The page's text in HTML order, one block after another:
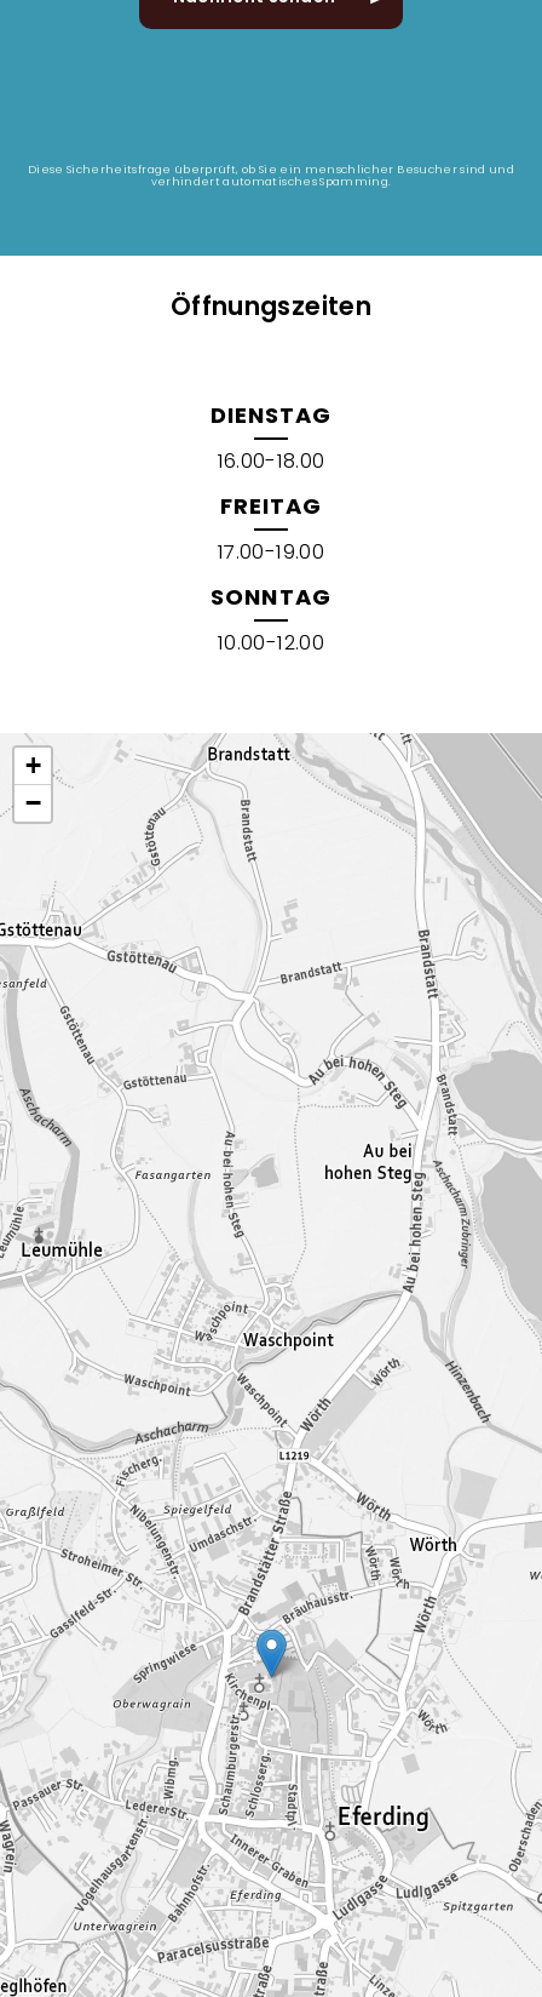
Diese Sicherheitsfrage überprüft, ob Sie ein menschlicher Besucher sind und
verhindert automatisches Spamming.
Öffnungszeiten
DIENSTAG
16.00-18.00
FREITAG
17.00-19.00
SONNTAG
10.00-12.00
+
−